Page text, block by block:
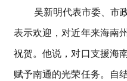
吴新明代表市委、市
表示欢迎，对近年来海南
祝贺。他说，对口支援海
赋予南通的光荣任务。 自